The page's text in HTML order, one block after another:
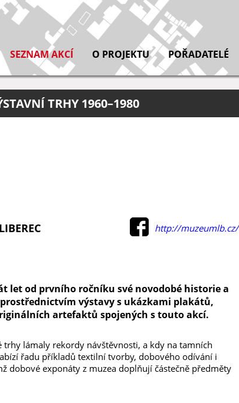
SEZNAM AKCÍ O PROJEKTU POŘADATELÉ
TRHY 1960–1980
http://muzeumlb.cz/
let od prvního ročníku své novodobé historie a
prostřednictvím výstavy s ukázkami plakátů,
artefaktů spojených s touto akcí.
trhy lámaly rekordy návštěvnosti, a kdy na tamních
řadu příkladů textilní tvorby, dobového odívání i
dobové exponáty z muzea doplňují částečně předměty